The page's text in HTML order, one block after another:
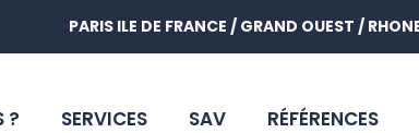
PARIS ILE DE FRANCE / GRAND OUEST /
? SERVICES SAV RÉFÉRENCES